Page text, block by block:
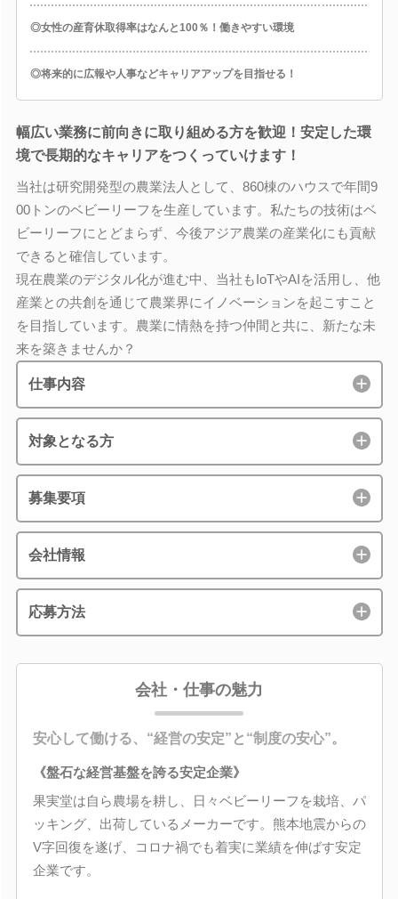
◎女性の産育休取得率はなんと100％！働きやすい環境
◎将来的に広報や人事などキャリアアップを目指せる！
幅広い業務に前向きに取り組める方を歓迎！安定した環
境で長期的なキャリアをつくっていけます！
当社は研究開発型の農業法人として、860棟のハウスで年間9
00トンのベビーリーフを生産しています。私たちの技術はベ
ビーリーフにとどまらず、今後アジア農業の産業化にも貢献
できると確信しています。
現在農業のデジタル化が進む中、当社もIoTやAIを活用し、他
産業との共創を通じて農業界にイノベーションを起こすこと
を目指しています。農業に情熱を持つ仲間と共に、新たな未
来を築きませんか？
仕事内容
対象となる方
募集要項
会社情報
応募方法
会社・仕事の魅力
安心して働ける、“経営の安定”と“制度の安心”。
《盤石な経営基盤を誇る安定企業》
果実堂は自ら農場を耕し、日々ベビーリーフを栽培、パ
ッキング、出荷しているメーカーです。熊本地震からの
V字回復を遂げ、コロナ禍でも着実に業績を伸ばす安定
企業です。